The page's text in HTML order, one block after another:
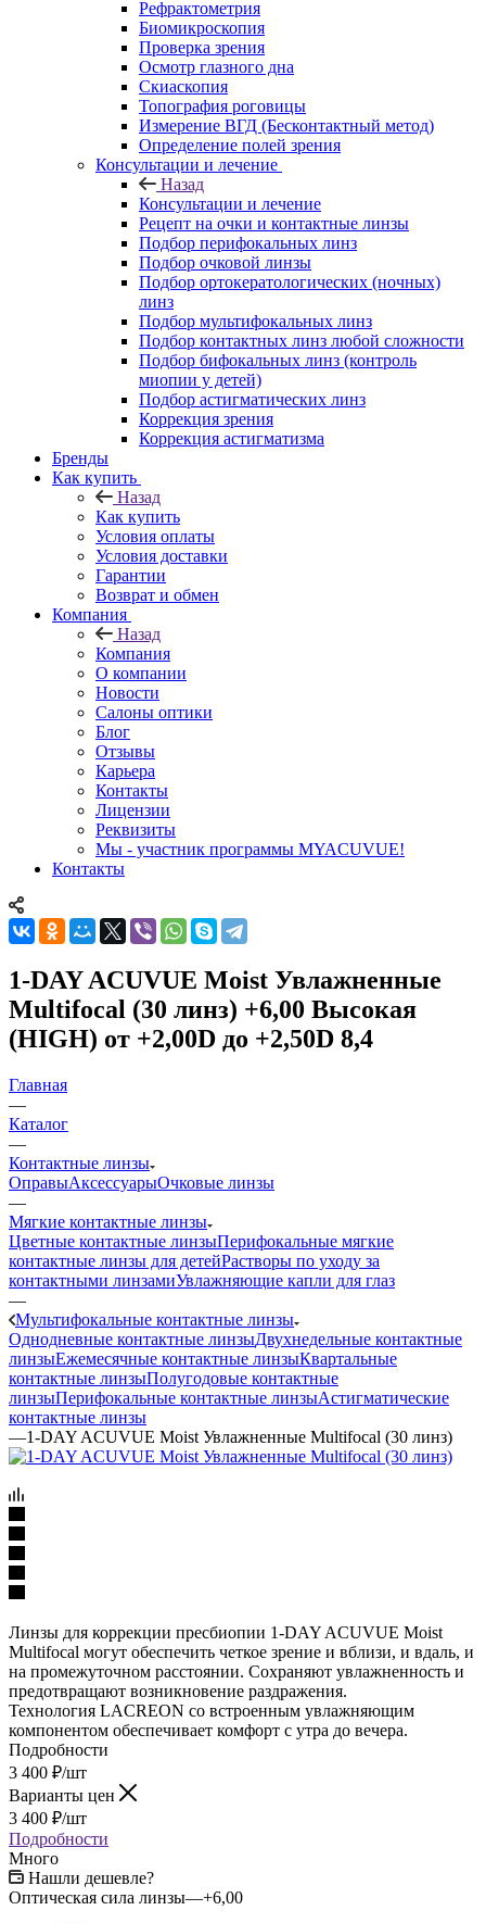
Рефрактометрия
Биомикроскопия
Проверка зрения
Осмотр глазного дна
Скиаскопия
Топография роговицы
Измерение ВГД (Бесконтактный метод)
Определение полей зрения
Консультации и лечение
Назад
Консультации и лечение
Рецепт на очки и контактные линзы
Подбор перифокальных линз
Подбор очковой линзы
Подбор ортокератологических (ночных)
линз
Подбор мультифокальных линз
Подбор контактных линз любой сложности
Подбор бифокальных линз (контроль
миопии у детей)
Подбор астигматических линз
Коррекция зрения
Коррекция астигматизма
Бренды
Как купить
Назад
Как купить
Условия оплаты
Условия доставки
Гарантии
Возврат и обмен
Компания
Назад
Компания
О компании
Новости
Салоны оптики
Блог
Отзывы
Карьера
Контакты
Лицензии
Реквизиты
Мы - участник программы MYACUVUE!
Контакты
1-DAY ACUVUE Moist Увлажненные
Multifocal (30 линз) +6,00 Высокая
(HIGH) от +2,00D до +2,50D 8,4
Главная
—
Каталог
—
Контактные линзы
ОправыАксессуарыОчковые линзы
—
Мягкие контактные линзы
Цветные контактные линзыПерифокальные мягкие
контактные линзы для детейРастворы по уходу за
контактными линзамиУвлажняющие капли для глаз
—
Мультифокальные контактные линзы
Однодневные контактные линзыДвухнедельные контактные
линзыЕжемесячные контактные линзыКвартальные
контактные линзыПолугодовые контактные
линзыПерифокальные контактные линзыАстигматические
контактные линзы
—1-DAY ACUVUE Moist Увлажненные Multifocal (30 линз)
Линзы для коррекции пресбиопии 1-DAY ACUVUE Moist
Multifocal могут обеспечить четкое зрение и вблизи, и вдаль, и
на промежуточном расстоянии. Сохраняют увлажненность и
предотвращают возникновение раздражения.
Технология LACREON со встроенным увлажняющим
компонентом обеспечивает комфорт с утра до вечера.
Подробности
3 400 ₽/шт
Варианты цен
3 400 ₽/шт
Подробности
Много
Нашли дешевле?
Оптическая сила линзы—+6,00